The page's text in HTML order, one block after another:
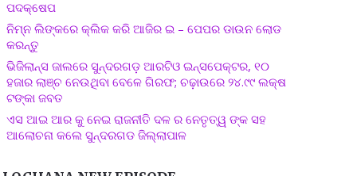
ପଦକ୍ଷେପ
ନିମ୍ନ ଲିଙ୍କରେ କ୍ଲିକ କରି ଆଜିର ଇ – ପେପର ଡାଉନ ଲୋଡ
କରନ୍ତୁ
ଭିଜିଲାନ୍ସ ଜାଲରେ ସୁନ୍ଦରଗଡ଼ ଆରଟିଓ ଇନ୍ସପେକ୍ଟର, ୧୦
ହଜାର ଲାଞ୍ଚ ନେଉଥିବା ବେଳେ ଗିରଫ; ଚଢ଼ାଉରେ ୨୪.୯୯ ଲକ୍ଷ
ଟଙ୍କା ଜବତ
ଏସ ଆଇ ଆର କୁ ନେଇ ରାଜନୀତି ଦଳ ର ନେତୃତ୍ୱ ଙ୍କ ସହ
ଆଲୋଚନା କଲେ ସୁନ୍ଦରଗଡ ଜିଲ୍ଲାପାଳ